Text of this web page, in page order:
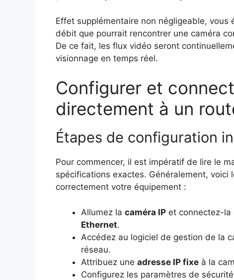
Effet supplémentaire non négligeable,
débit que pourrait rencontrer une caméra
De ce fait, les flux vidéo seront
visionnage en temps réel.
Configurer et
directement à un
Étapes de configuration
Pour commencer, il est impératif de lire le
spécifications exactes. Généralement,
correctement votre équipement :
Allumez la caméra IP et connectez-la
Ethernet.
Accédez au logiciel de gestion de la
réseau.
Attribuez une adresse IP fixe à la
Configurez les paramètres de